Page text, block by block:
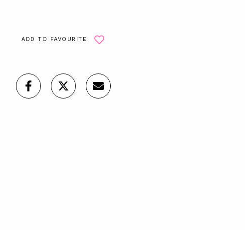
ADD TO FAVOURITE